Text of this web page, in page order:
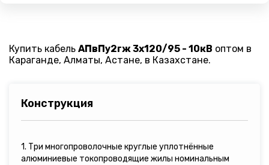
Купить кабель АПвПу2гж 3х120/95 - 10кВ оптом в
Караганде, Алматы, Астане, в Казахстане.
Конструкция
1. Три многопроволочные круглые уплотнённые
алюминиевые токопроводящие жилы номинальным